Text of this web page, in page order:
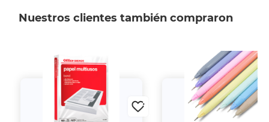
Nuestros clientes también compraron